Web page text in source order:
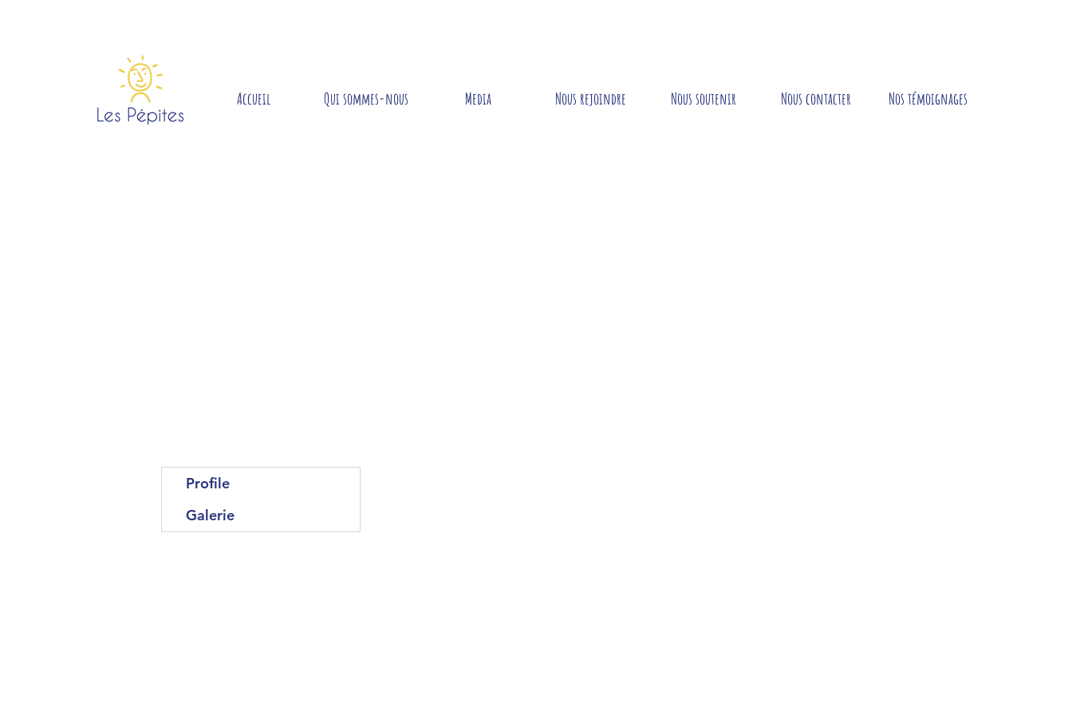
Accueil Qui sommes-nous Media Nous rejoindre Nous soutenir Nous contacter Nos témoignages
Profile
Galerie